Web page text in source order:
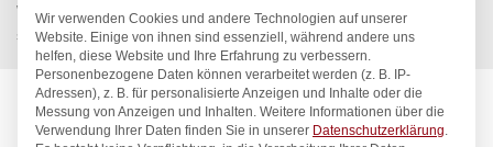
Wassertechnik
Wellnes
spa Kneipp’sche Garnitur 1/2″ Ø 20mm 3/4″ ÜM
Wir verwenden Cookies und andere Technologien auf unserer
Website. Einige von ihnen sind essenziell, während andere uns
helfen, diese Website und Ihre Erfahrung zu verbessern.
Personenbezogene Daten können verarbeitet werden (z. B. IP-
Adressen), z. B. für personalisierte Anzeigen und Inhalte oder die
Messung von Anzeigen und Inhalten. Weitere Informationen über die
Verwendung Ihrer Daten finden Sie in unserer Datenschutzerklärung.